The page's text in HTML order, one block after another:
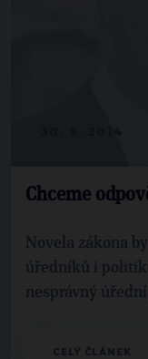
Chceme
Novela zákona
úředníků i
nesprávný
CELÝ ČLÁNEK